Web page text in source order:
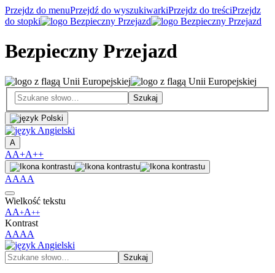
Przejdz do menuPrzejdź do wyszukiwarkiPrzejdz do treściPrzejdz
do stopki
Bezpieczny Przejazd
A
AA+A++
AAAA
Wielkość tekstu
AA+A++
Kontrast
AAAA